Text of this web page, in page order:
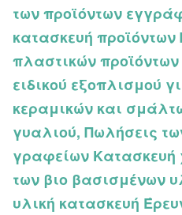
των προϊόντων
κατασκευή
πλαστικών
ειδικού εξοπλισμού
κεραμικών και
γυαλιού, Πωλήσεις
γραφείων Κατασκευή
των βιο βασισμένων
υλική κατασκευή